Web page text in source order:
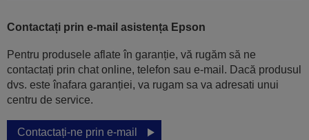
Contactați prin e-mail asistența Epson
Pentru produsele aflate în garanție, vă rugăm să ne
contactați prin chat online, telefon sau e-mail. Dacă produsul
dvs. este înafara garanției, va rugam sa va adresati unui
centru de service.
Contactați-ne prin e-mail